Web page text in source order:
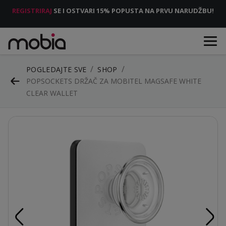
REGISTRIRAJ SE I OSTVARI 15% POPUSTA NA PRVU NARUDŽBU!
POGLEDAJTE SVE
SHOP
POPSOCKETS DRŽAČ ZA MOBITEL MAGSAFE WHITE
CLEAR WALLET